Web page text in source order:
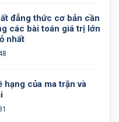
đẳng thức cơ bản cần
các bài toán giá trị lớn
nhất
hạng của ma trận và